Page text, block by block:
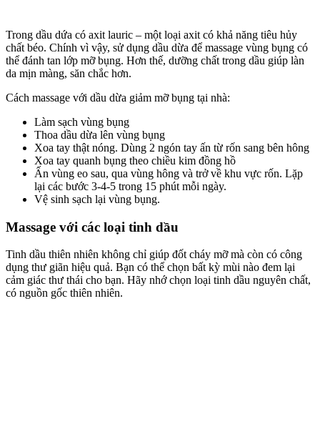
Trong dầu dứa có axit lauric – một loại axit có khả năng tiêu hủy
chất béo. Chính vì vậy, sử dụng dầu dừa để massage vùng bụng có
thể đánh tan lớp mỡ bụng. Hơn thế, dưỡng chất trong dầu giúp làn
da mịn màng, săn chắc hơn.
Cách massage với dầu dừa giảm mỡ bụng tại nhà:
Làm sạch vùng bụng
Thoa dầu dừa lên vùng bụng
Xoa tay thật nóng. Dùng 2 ngón tay ấn từ rốn sang bên hông
Xoa tay quanh bụng theo chiều kim đồng hồ
Ấn vùng eo sau, qua vùng hông và trở về khu vực rốn. Lặp
lại các bước 3-4-5 trong 15 phút mỗi ngày.
Vệ sinh sạch lại vùng bụng.
Massage với các loại tinh dầu
Tinh dầu thiên nhiên không chỉ giúp đốt cháy mỡ mà còn có công
dụng thư giãn hiệu quả. Bạn có thể chọn bất kỳ mùi nào đem lại
cảm giác thư thái cho bạn. Hãy nhớ chọn loại tinh dầu nguyên chất,
có nguồn gốc thiên nhiên.